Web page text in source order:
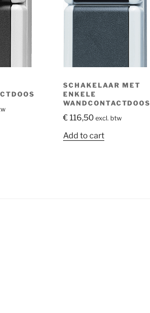
SCHAKELAAR MET
ENKELE
WANDCONTACTDOOS
€ 116,50 excl. btw
Add to cart